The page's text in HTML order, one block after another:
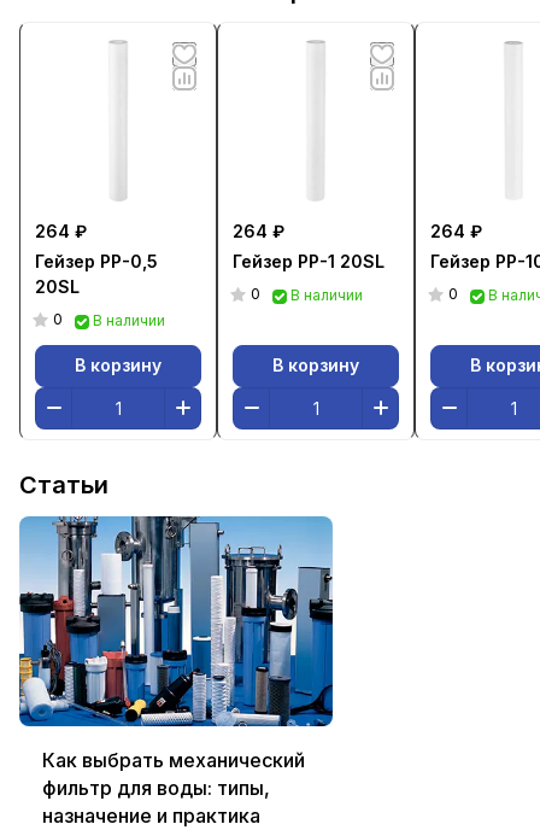
264 ₽
Гейзер PP-0,5
20SL
0 В наличии
В корзину
264 ₽
Гейзер PP-1 20SL
0 В наличии
В корзину
264 ₽
Гейзер PP-
0 В
В
Статьи
Как выбрать механический
фильтр для воды: типы,
назначение и практика